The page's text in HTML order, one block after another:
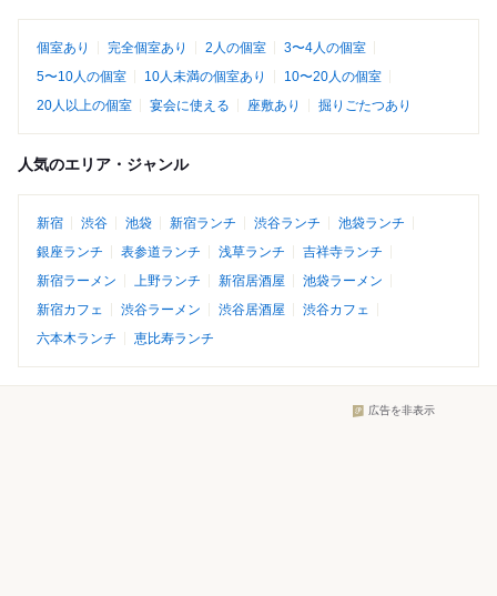
個室あり 完全個室あり 2人の個室
3〜4人の個室
5〜10人の個室
10人未満の個室あり
10〜20人の個室
20人以上の個室
宴会に使える 座敷あり 掘りごたつあり
人気のエリア・ジャンル
新宿 渋谷 池袋 新宿ランチ 渋谷ランチ
池袋ランチ
銀座ランチ
表参道ランチ 浅草ランチ
吉祥寺ランチ
新宿ラーメン
上野ランチ 新宿居酒屋
池袋ラーメン
新宿カフェ
渋谷ラーメン 渋谷居酒屋
渋谷カフェ
六本木ランチ
恵比寿ランチ
広告を非表示